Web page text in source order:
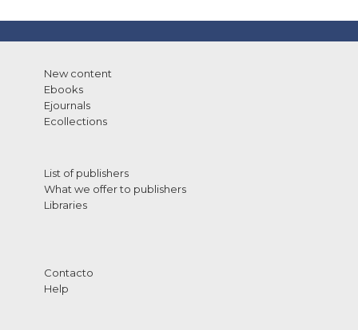
New content
Ebooks
Ejournals
Ecollections
List of publishers
What we offer to publishers
Libraries
Contacto
Help